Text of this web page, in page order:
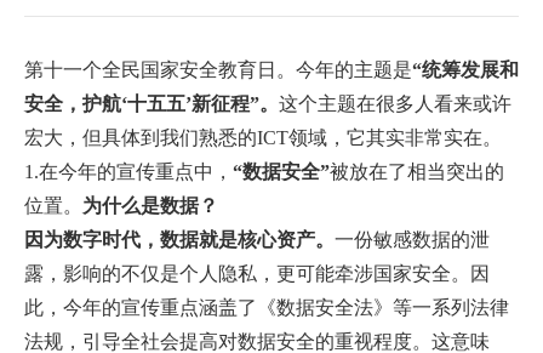
第十一个全民国家安全教育日。今年的主题是“统筹发展和
安全，护航‘十五五’新征程”。 这个主题在很多人看来或许
宏大，但具体到我们熟悉的ICT领域，它其实非常实在。
1.在今年的宣传重点中， “数据安全”被放在了相当突出的
位置。 为什么是数据？
因为数字时代，数据就是核心资产。 一份敏感数据的泄
露，影响的不仅是个人隐私，更可能牵涉国家安全。因
此，今年的宣传重点涵盖了《数据安全法》等一系列法律
法规，引导全社会提高对数据安全的重视程度。这意味